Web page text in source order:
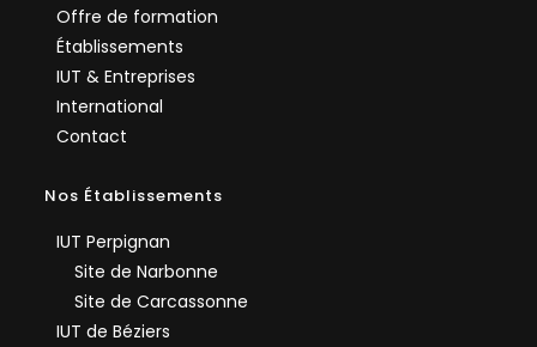
Offre de formation
Établissements
IUT & Entreprises
International
Contact
Nos Établissements
IUT Perpignan
Site de Narbonne
Site de Carcassonne
IUT de Béziers